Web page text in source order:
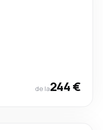
de la244 €